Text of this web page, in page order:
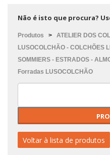
Não é isto que procura?
Produtos > ATELIER DOS
LUSOCOLCHÃO - COLCHÕES
SOMMIERS - ESTRADOS -
Forradas LUSOCOLCHÃO
Voltar à lista de produtos